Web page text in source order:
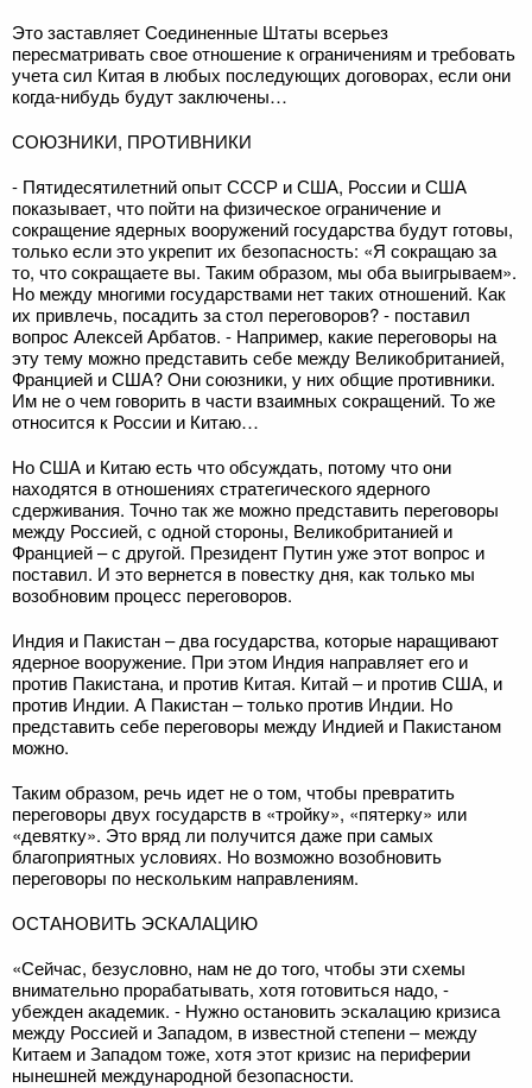
Это заставляет Соединенные Штаты всерьез
пересматривать свое отношение к ограничениям и требовать
учета сил Китая в любых последующих договорах, если они
когда-нибудь будут заключены…
СОЮЗНИКИ, ПРОТИВНИКИ
- Пятидесятилетний опыт СССР и США, России и США
показывает, что пойти на физическое ограничение и
сокращение ядерных вооружений государства будут готовы,
только если это укрепит их безопасность: «Я сокращаю за
то, что сокращаете вы. Таким образом, мы оба выигрываем».
Но между многими государствами нет таких отношений. Как
их привлечь, посадить за стол переговоров? - поставил
вопрос Алексей Арбатов. - Например, какие переговоры на
эту тему можно представить себе между Великобританией,
Францией и США? Они союзники, у них общие противники.
Им не о чем говорить в части взаимных сокращений. То же
относится к России и Китаю…
Но США и Китаю есть что обсуждать, потому что они
находятся в отношениях стратегического ядерного
сдерживания. Точно так же можно представить переговоры
между Россией, с одной стороны, Великобританией и
Францией – с другой. Президент Путин уже этот вопрос и
поставил. И это вернется в повестку дня, как только мы
возобновим процесс переговоров.
Индия и Пакистан – два государства, которые наращивают
ядерное вооружение. При этом Индия направляет его и
против Пакистана, и против Китая. Китай – и против США, и
против Индии. А Пакистан – только против Индии. Но
представить себе переговоры между Индией и Пакистаном
можно.
Таким образом, речь идет не о том, чтобы превратить
переговоры двух государств в «тройку», «пятерку» или
«девятку». Это вряд ли получится даже при самых
благоприятных условиях. Но возможно возобновить
переговоры по нескольким направлениям.
ОСТАНОВИТЬ ЭСКАЛАЦИЮ
«Сейчас, безусловно, нам не до того, чтобы эти схемы
внимательно прорабатывать, хотя готовиться надо, -
убежден академик. - Нужно остановить эскалацию кризиса
между Россией и Западом, в известной степени – между
Китаем и Западом тоже, хотя этот кризис на периферии
нынешней международной безопасности.